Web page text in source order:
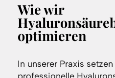
Wie wir
optimieren
In unserer Praxis